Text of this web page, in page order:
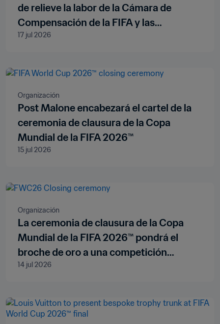
de relieve la labor de la Cámara de
Compensación de la FIFA y las
indemnizaciones por formación, que
millones de USD adjudicados
17 jul 2026
Organización
Post Malone encabezará el cartel de la
ceremonia de clausura de la Copa
Mundial de la FIFA 2026™
15 jul 2026
Organización
La ceremonia de clausura de la Copa
Mundial de la FIFA 2026™ pondrá el
broche de oro a una competición
histórica antes de la final
14 jul 2026